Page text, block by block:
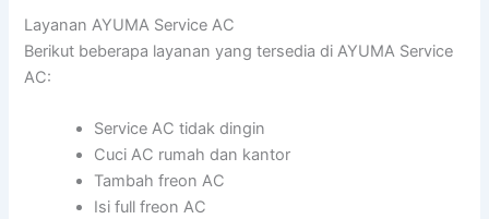
Layanan AYUMA Service AC
Berikut beberapa layanan yang tersedia di AYUMA Service
AC:
Service AC tidak dingin
Cuci AC rumah dan kantor
Tambah freon AC
Isi full freon AC